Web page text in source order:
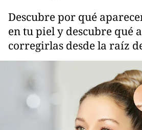
Descubre por qué
en tu piel y descubre qué
corregirlas desde la raíz